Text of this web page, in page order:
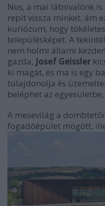
Nos, a mai látnivalónk is
repít vissza minket, ám
kuriózum, hogy
településképet. A
nem holmi állami
gazda, Josef Geissler
ki magát, és ma is egy
tulajdonolja és
beléphet az
A mesevilág a
fogadóépület mögött,